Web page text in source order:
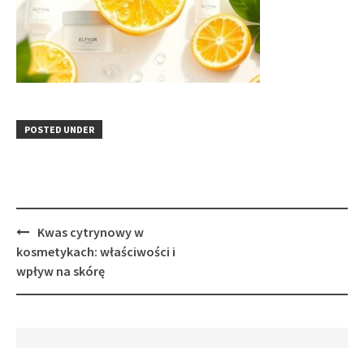
POSTED UNDER
Post
navigation
Kwas cytrynowy w
kosmetykach: właściwości i
wpływ na skórę